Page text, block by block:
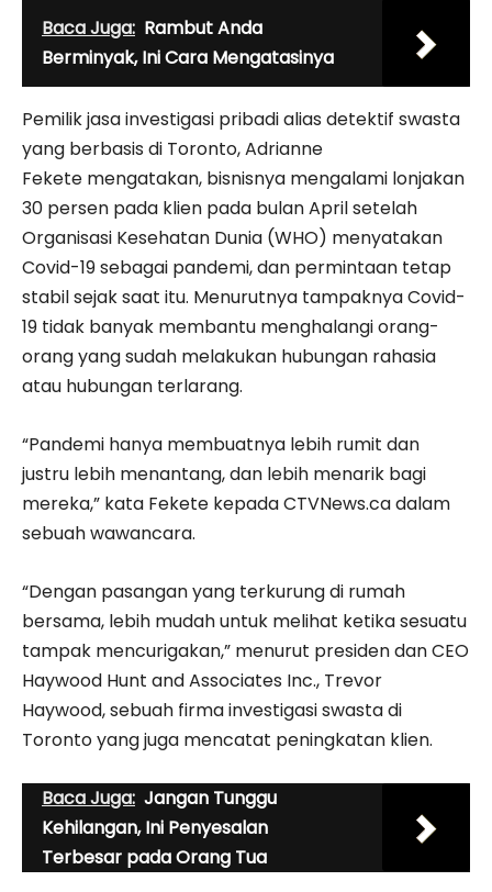
Baca Juga: Rambut Anda
Berminyak, Ini Cara Mengatasinya
Pemilik jasa investigasi pribadi alias detektif swasta
yang berbasis di Toronto, Adrianne
Fekete mengatakan, bisnisnya mengalami lonjakan
30 persen pada klien pada bulan April setelah
Organisasi Kesehatan Dunia (WHO) menyatakan
Covid-19 sebagai pandemi, dan permintaan tetap
stabil sejak saat itu. Menurutnya tampaknya Covid-
19 tidak banyak membantu menghalangi orang-
orang yang sudah melakukan hubungan rahasia
atau hubungan terlarang.
“Pandemi hanya membuatnya lebih rumit dan
justru lebih menantang, dan lebih menarik bagi
mereka,” kata Fekete kepada CTVNews.ca dalam
sebuah wawancara.
“Dengan pasangan yang terkurung di rumah
bersama, lebih mudah untuk melihat ketika sesuatu
tampak mencurigakan,” menurut presiden dan CEO
Haywood Hunt and Associates Inc., Trevor
Haywood, sebuah firma investigasi swasta di
Toronto yang juga mencatat peningkatan klien.
Baca Juga: Jangan Tunggu
Kehilangan, Ini Penyesalan
Terbesar pada Orang Tua